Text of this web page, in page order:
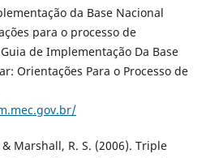
da Base Nacional
para o processo de
de Implementação Da Base
Orientações Para o Processo de
Marshall, R. S. (2006). Triple